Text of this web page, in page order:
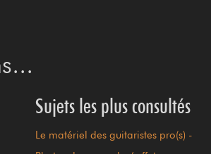
Sujets les plus consultés
Le matériel des guitaristes pro(s) -